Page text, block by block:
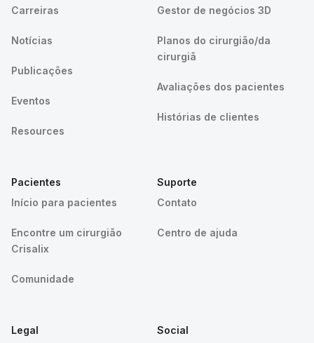
Carreiras
Notícias
Publicações
Eventos
Resources
Gestor de negócios 3D
Planos do cirurgião/da
cirurgiã
Avaliações dos pacientes
Histórias de clientes
Pacientes
Início para pacientes
Encontre um cirurgião
Crisalix
Comunidade
Suporte
Contato
Centro de ajuda
Legal
Social